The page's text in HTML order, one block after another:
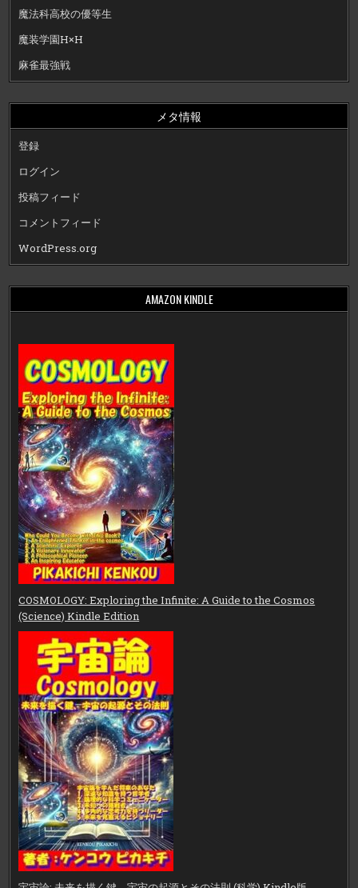
魔法科高校の優等生
魔装学園H×H
麻雀最強戦
メタ情報
登録
ログイン
投稿フィード
コメントフィード
WordPress.org
AMAZON KINDLE
COSMOLOGY: Exploring the Infinite: A Guide to the Cosmos
(Science) Kindle Edition